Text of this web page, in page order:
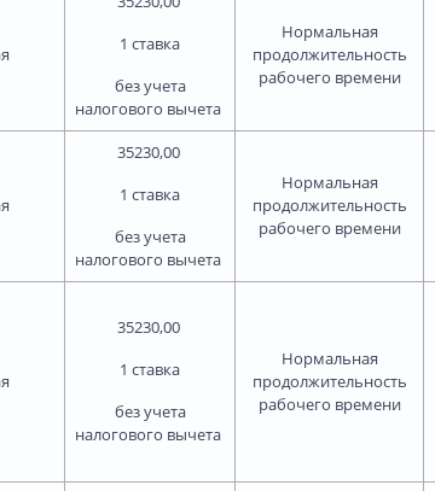
1 ставка
без учета
налогового вычета
Нормальная
продолжительность
рабочего времени
35230,00
1 ставка
без учета
налогового вычета
Нормальная
продолжительность
рабочего времени
35230,00
1 ставка
без учета
налогового вычета
Нормальная
продолжительность
рабочего времени